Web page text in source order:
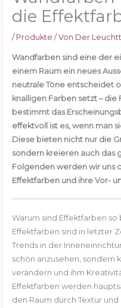
die
/ Produkte / Von Der
Wandfarben sind eine der
einem Raum ein neues
neutrale Töne entscheidet
knalligen Farben setzt –
bestimmt das
effektvoll ist es, wenn man
Diese bieten nicht nur die
sondern kreieren auch das
Folgenden werden wir uns
Effektfarben und ihre Vor-
Warum sind Effektfarben so
Effektfarben sind in letzter
Trends in der
schön anzusehen, sondern
verändern und ihm
Effektfarben werden
den Raum durch Textur